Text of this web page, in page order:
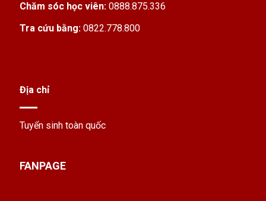
Chăm sóc học viên: 0888.875.336
Tra cứu bằng: 0822.778.800
Địa chỉ
Tuyển sinh toàn quốc
FANPAGE